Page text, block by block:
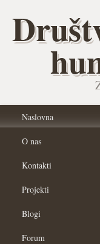
Naslovna
O nas
Kontakti
Projekti
Blogi
Forum